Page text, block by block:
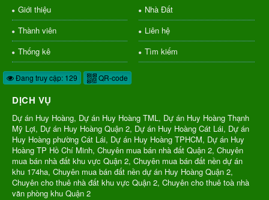
Giới thiệu
Nhà Đất
Thành viên
Liên hệ
Thống kê
Tìm kiếm
Đang truy cập: 129 QR-code
DỊCH VỤ
Dự án Huy Hoàng, Dự án Huy Hoàng TML, Dự án Huy Hoàng Thạnh
Mỹ Lợi, Dự án Huy Hoàng Quận 2, Dự án Huy Hoàng Cát Lái, Dự án
Huy Hoàng phường Cát Lái, Dự án Huy Hoàng TPHCM, Dự án Huy
Hoàng TP Hồ Chí Minh, Chuyên mua bán nhà đất Quận 2, Chuyên
mua bán nhà đất khu vực Quận 2, Chuyên mua bán đất nền dự án
khu 174ha, Chuyên mua bán đất nền dự án Huy Hoàng Quận 2,
Chuyên cho thuê nhà đất khu vực Quận 2, Chuyên cho thuê toà nhà
văn phòng khu Quận 2